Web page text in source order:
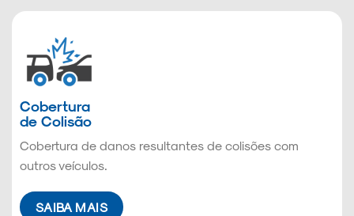
Cobertura
de Colisão
Cobertura de danos resultantes de colisões com
outros veículos.
SAIBA MAIS